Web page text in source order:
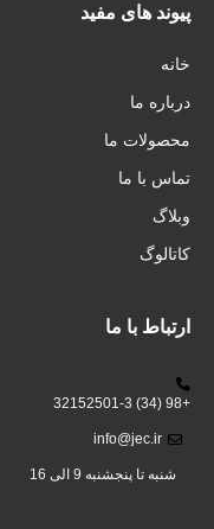
پیوند های مفید
خانه
درباره ما
محصولات ما
تماس با ما
وبلاگ
کاتالوگ
ارتباط با ما
+98 (34) 32152501-3
info@jec.ir
شنبه تا پنجشنبه 9 الی 16